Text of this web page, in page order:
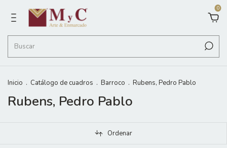
0
Inicio . Catálogo de cuadros . Barroco . Rubens, Pedro Pablo
Rubens, Pedro Pablo
Ordenar